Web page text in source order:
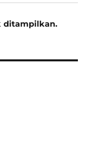
ditampilkan.